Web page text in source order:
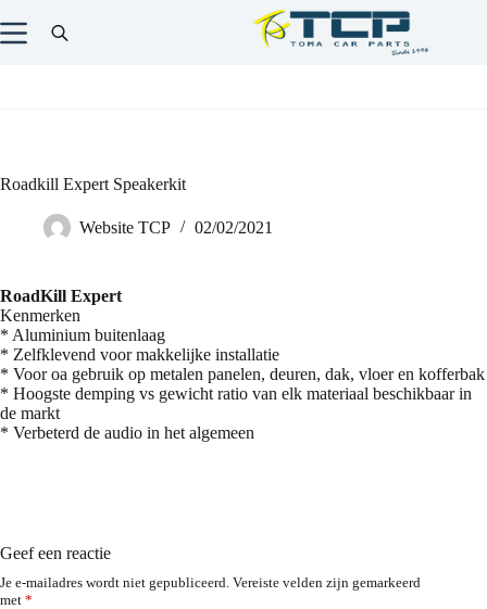
Roadkill Expert Speakerkit
Website TCP 02/02/2021
RoadKill Expert
Kenmerken
* Aluminium buitenlaag
* Zelfklevend voor makkelijke installatie
* Voor oa gebruik op metalen panelen, deuren, dak, vloer en kofferbak
* Hoogste demping vs gewicht ratio van elk materiaal beschikbaar in
de markt
* Verbeterd de audio in het algemeen
Geef een reactie
Je e-mailadres wordt niet gepubliceerd. Vereiste velden zijn gemarkeerd
met *